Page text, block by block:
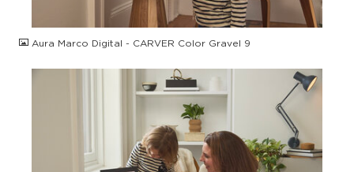
Aura Marco Digital - CARVER Color Gravel 9